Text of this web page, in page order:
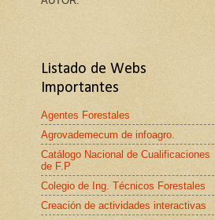
Listado de Webs
Importantes
Agentes Forestales
Agrovademecum de infoagro.
Catálogo Nacional de Cualificaciones
de F.P
Colegio de Ing. Técnicos Forestales
Creación de actividades interactivas